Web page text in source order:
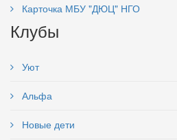
Карточка МБУ "ДЮЦ" НГО
Клубы
Уют
Альфа
Новые дети